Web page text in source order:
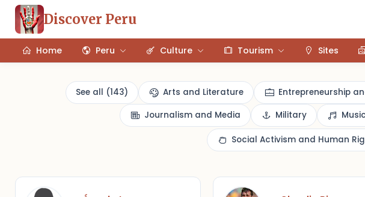
Discover Peru
Home Peru Culture Tourism Sites
See all (143) Arts and Literature Entrepreneurship
Journalism and Media
Military Music
Social Activism and Human